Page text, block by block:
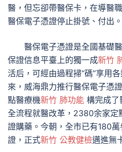
醫，但忘卻帶醫保卡，在導醫
醫保電子憑證停止掛號、付出。
醫保電子憑證是全國基礎
保證信息平臺上的獨一成新竹
活后，可經由過程掃“碼”享用
來，威海鼎力推行醫保電子憑
點醫療機新竹 肺功能 構完成了
全流程就醫改革，2380余家定
證購藥。今朝，全市已有180
證，正式新竹 公教健檢邁進無